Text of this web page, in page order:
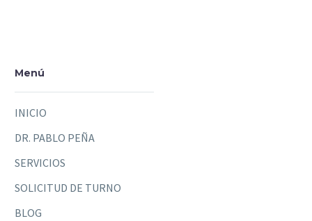
Menú
INICIO
DR. PABLO PEÑA
SERVICIOS
SOLICITUD DE TURNO
BLOG